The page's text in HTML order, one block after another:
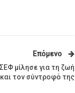
Επόμενο
μίλησε για τη ζωή
τον σύντροφό της